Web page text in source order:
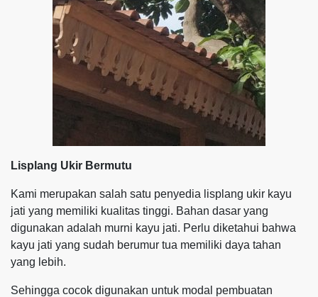
Lisplang Ukir Bermutu
Kami merupakan salah satu penyedia lisplang ukir kayu
jati yang memiliki kualitas tinggi. Bahan dasar yang
digunakan adalah murni kayu jati. Perlu diketahui bahwa
kayu jati yang sudah berumur tua memiliki daya tahan
yang lebih.
Sehingga cocok digunakan untuk modal pembuatan